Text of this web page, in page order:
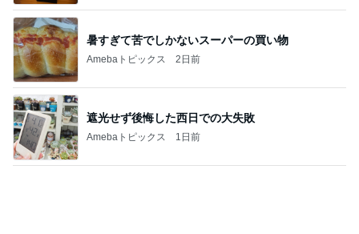
ヘルパー13年で得た利用者の信頼